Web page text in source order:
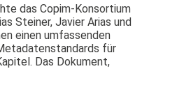
das Copim-Konsortium
Steiner, Javier Arias und
einen umfassenden
für
Das Dokument,